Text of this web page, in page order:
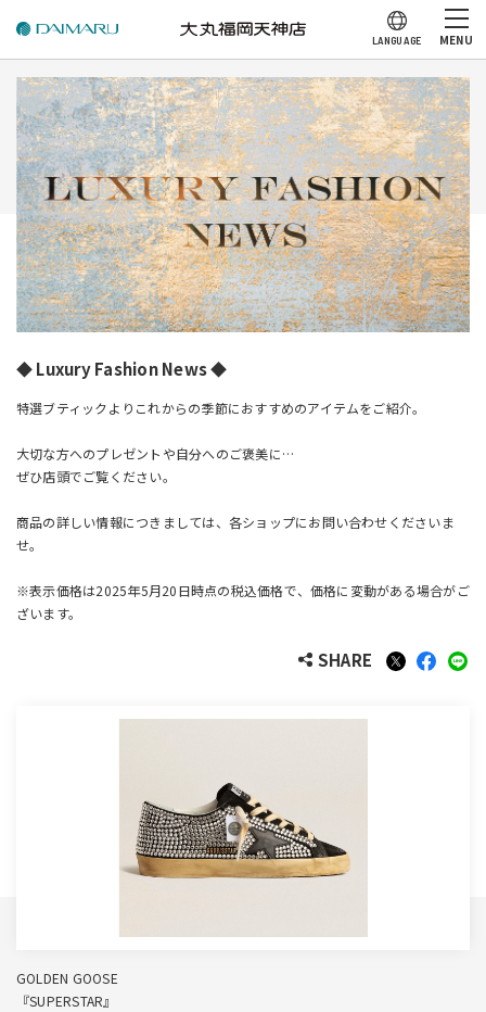
LANGUAGE MENU
◆ Luxury Fashion News ◆
特選ブティックよりこれからの季節におすすめのアイテムをご紹介。
大切な方へのプレゼントや自分へのご褒美に…
ぜひ店頭でご覧ください。
商品の詳しい情報につきましては、各ショップにお問い合わせくださいま
せ。
※表示価格は2025年5月20日時点の税込価格で、価格に変動がある場合がご
ざいます。
SHARE
GOLDEN GOOSE
『SUPERSTAR』